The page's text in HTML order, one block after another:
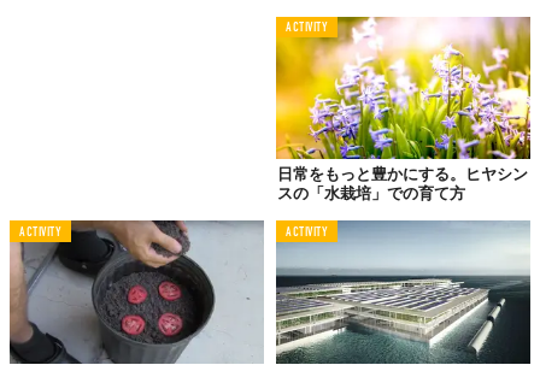
上から順に、LEDで植物に必要な光を当てるライトユニット、成
長の度合いに応じてライトの高さを調節するハイトブロック。台
座には、育てる植物の種が入った、プラントカプセルを最大6つま
手順は3つ
ACTIVITY
日常をもっと豊かにする。ヒヤシン
スの「水栽培」での育て方
ACTIVITY ACTIVITY